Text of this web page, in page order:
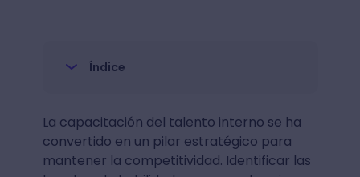
Índice
La capacitación del talento interno se ha
convertido en un pilar estratégico para
mantener la competitividad. Identificar las